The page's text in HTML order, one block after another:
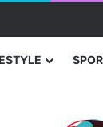
status za